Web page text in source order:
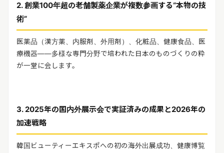
2. 創業100年超の老舗製薬企業が複数参画する“本物の技
術“
医薬品（漢方薬、内服剤、外用剤）、化粧品、健康食品、医
療機器――多様な専門分野で培われた日本のものづくりの粋
が一堂に会します。
3. 2025年の国内外展示会で実証済みの成果と2026年の
加速戦略
韓国ビューティーエキスポへの初の海外出展成功、健康博覧